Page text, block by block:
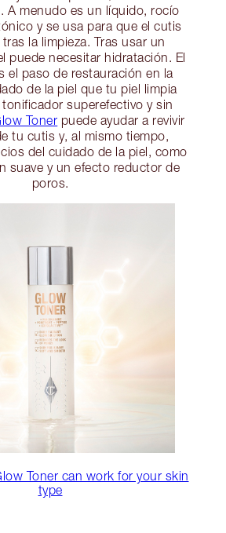
A menudo es un líquido, rocío
y se usa para que el cutis
la limpieza. Tras usar un
puede necesitar hidratación. El
el paso de restauración en la
de la piel que tu piel limpia
superefectivo y sin
Toner puede ayudar a revivir
tu cutis y, al mismo tiempo,
del cuidado de la piel, como
suave y un efecto reductor de
poros.
Toner can work for your skin
type